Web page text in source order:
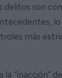
delitos son
más
la “inacción”